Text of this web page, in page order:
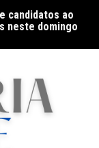
candidatos ao
neste domingo